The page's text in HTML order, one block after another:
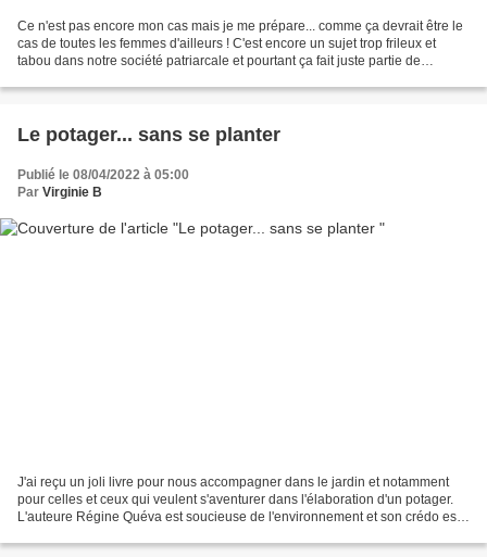
Ce n'est pas encore mon cas mais je me prépare... comme ça devrait être le
cas de toutes les femmes d'ailleurs ! C'est encore un sujet trop frileux et
tabou dans notre société patriarcale et pourtant ça fait juste partie de
Le potager... sans se planter
Publié le 08/04/2022 à 05:00
Par Virginie B
J'ai reçu un joli livre pour nous accompagner dans le jardin et notamment
pour celles et ceux qui veulent s'aventurer dans l'élaboration d'un potager.
L'auteure Régine Quéva est soucieuse de l'environnement et son crédo est :